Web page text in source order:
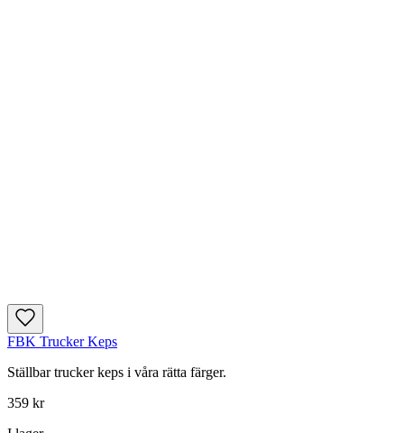
FBK Trucker Keps
Ställbar trucker keps i våra rätta färger.
359 kr